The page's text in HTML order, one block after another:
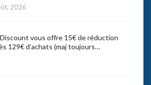
2026
vous offre 15€ de réduction
129€ d’achats (maj toujours…